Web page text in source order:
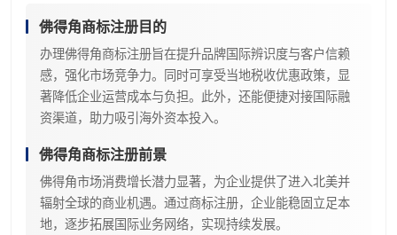
佛得角商标注册目的
办理佛得角商标注册旨在提升品牌国际辨识度与客户信赖
感，强化市场竞争力。同时可享受当地税收优惠政策，显
著降低企业运营成本与负担。此外，还能便捷对接国际融
资渠道，助力吸引海外资本投入。
佛得角商标注册前景
佛得角市场消费增长潜力显著，为企业提供了进入北美并
辐射全球的商业机遇。通过商标注册，企业能稳固立足本
地，逐步拓展国际业务网络，实现持续发展。